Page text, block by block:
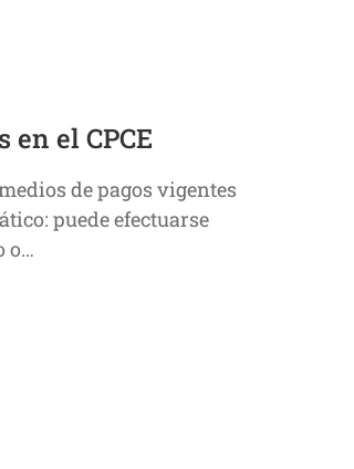
en el CPCE
de pagos vigentes
puede efectuarse
o…